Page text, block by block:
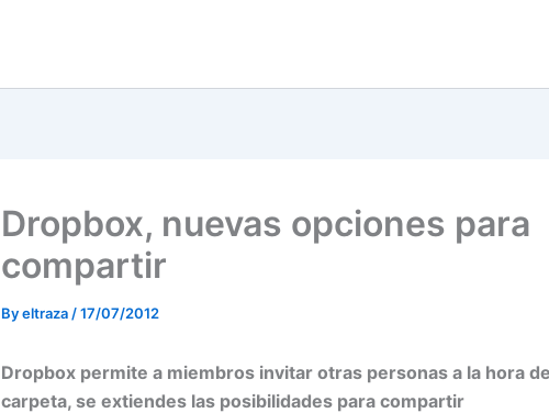
Dropbox, nuevas opciones para
compartir
Byeltraza /17/07/2012
Dropbox permite a miembros invitar otras personas a la hora
carpeta, se extiendes las posibilidades para compartir